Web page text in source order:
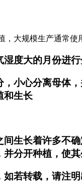
大规模生产通常使
度大的月份进行
小心分离母体
和生长
生长着许多不
分开种植，使
若转载，请注